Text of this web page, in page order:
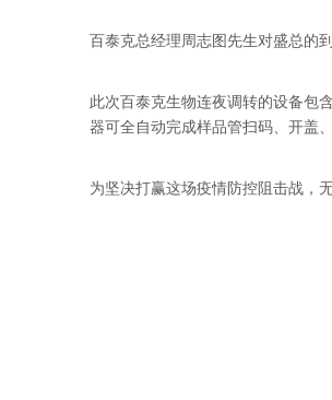
百泰克总经理周志图先生对盛总的
此次百泰克生物连夜调转的设备包
器可全自动完成样品管扫码、开盖
为坚决打赢这场疫情防控阻击战，